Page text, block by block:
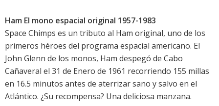
Ham El mono espacial original 1957-1983
Space Chimps es un tributo al Ham original, uno de los
primeros héroes del programa espacial americano. El
John Glenn de los monos, Ham despegó de Cabo
Cañaveral el 31 de Enero de 1961 recorriendo 155 millas
en 16.5 minutos antes de aterrizar sano y salvo en el
Atlántico. ¿Su recompensa? Una deliciosa manzana.